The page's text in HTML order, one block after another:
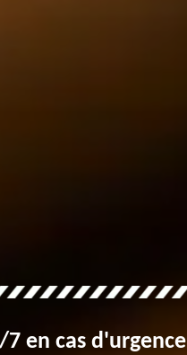
en cas d'urgence